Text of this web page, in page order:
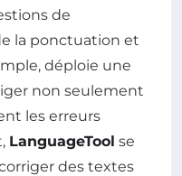
de
la ponctuation et
déploie une
non seulement
les erreurs
LanguageTool se
des textes